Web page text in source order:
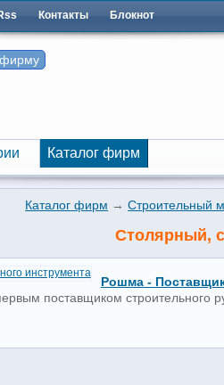
Контакты Блокнот
фирму
Каталог фирм
Каталог фирм →Строительный
Столярный,
Рошма -
поставщиком строительного